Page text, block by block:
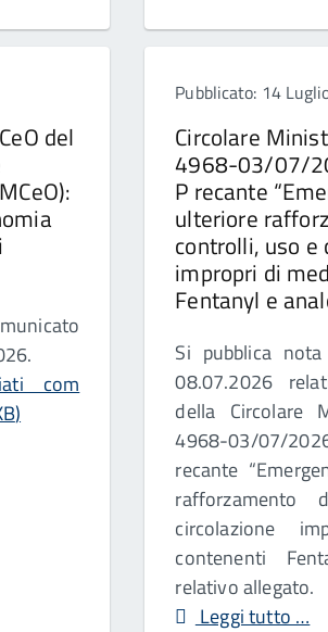
del
com
)
Pubblicato: 14
Circolare
4968-03/07/
P recante
ulteriore
controlli, uso e
impropri di
Fentanyl e
Si pubblica
08.07.2026
della Circolare
4968-03/07/
recante
circolazione
contenenti
relativo allegato.
Leggi tutto …